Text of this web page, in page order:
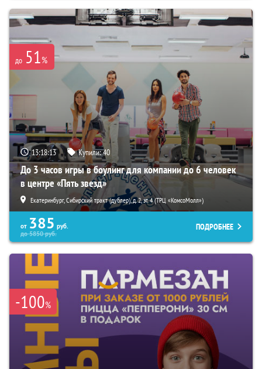
до 51%
13:18:12 Купили:40
До 3 часов игры в боулинг для компании до 6 человек
в центре «Пять звезд»
Екатеринбург, Сибирский тракт (дублер), д. 2, эт. 4 (ТРЦ «КомсоМолл»)
от 385 руб.
до5850руб.
ПОДРОБНЕЕ
-100%